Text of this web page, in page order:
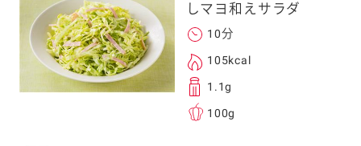
しマヨ和えサラダ
10分
105kcal
1.1g
100g